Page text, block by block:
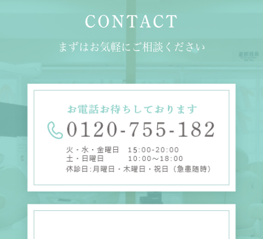
CONTACT
まずはお気軽にご相談ください